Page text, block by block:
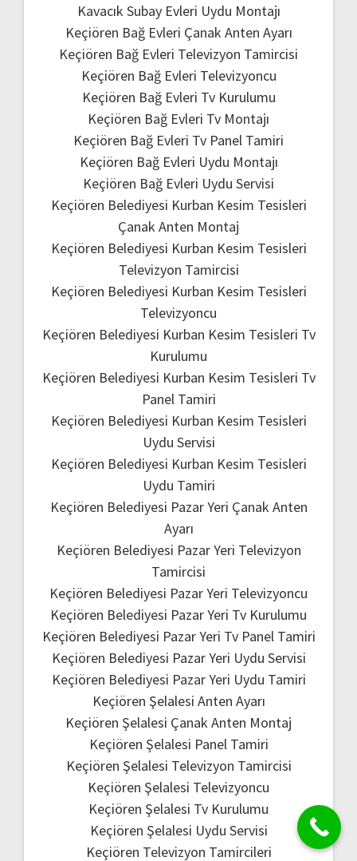
Kavacık Subay Evleri Uydu Montajı
Keçiören Bağ Evleri Çanak Anten Ayarı
Keçiören Bağ Evleri Televizyon Tamircisi
Keçiören Bağ Evleri Televizyoncu
Keçiören Bağ Evleri Tv Kurulumu
Keçiören Bağ Evleri Tv Montajı
Keçiören Bağ Evleri Tv Panel Tamiri
Keçiören Bağ Evleri Uydu Montajı
Keçiören Bağ Evleri Uydu Servisi
Keçiören Belediyesi Kurban Kesim Tesisleri
Çanak Anten Montaj
Keçiören Belediyesi Kurban Kesim Tesisleri
Televizyon Tamircisi
Keçiören Belediyesi Kurban Kesim Tesisleri
Televizyoncu
Keçiören Belediyesi Kurban Kesim Tesisleri Tv
Kurulumu
Keçiören Belediyesi Kurban Kesim Tesisleri Tv
Panel Tamiri
Keçiören Belediyesi Kurban Kesim Tesisleri
Uydu Servisi
Keçiören Belediyesi Kurban Kesim Tesisleri
Uydu Tamiri
Keçiören Belediyesi Pazar Yeri Çanak Anten
Ayarı
Keçiören Belediyesi Pazar Yeri Televizyon
Tamircisi
Keçiören Belediyesi Pazar Yeri Televizyoncu
Keçiören Belediyesi Pazar Yeri Tv Kurulumu
Keçiören Belediyesi Pazar Yeri Tv Panel Tamiri
Keçiören Belediyesi Pazar Yeri Uydu Servisi
Keçiören Belediyesi Pazar Yeri Uydu Tamiri
Keçiören Şelalesi Anten Ayarı
Keçiören Şelalesi Çanak Anten Montaj
Keçiören Şelalesi Panel Tamiri
Keçiören Şelalesi Televizyon Tamircisi
Keçiören Şelalesi Televizyoncu
Keçiören Şelalesi Tv Kurulumu
Keçiören Şelalesi Uydu Servisi
Keçiören Televizyon Tamircileri